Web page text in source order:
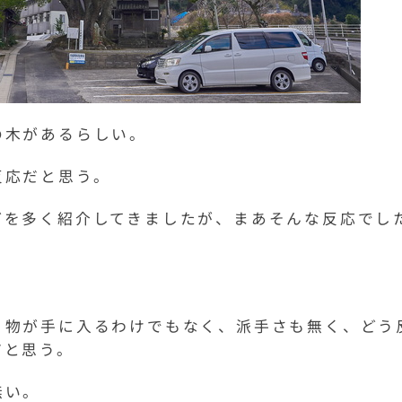
があるらしい。
だと思う。
多く紹介してきましたが、まあそんな反応でし
が手に入るわけでもなく、派手さも無く、どう
思う。
。